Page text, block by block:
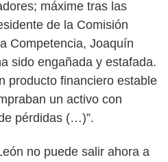
máxime tras las
de la Comisión
Competencia, Joaquín
sido engañada y estafada.
producto financiero estable
un activo con
pérdidas (…)”.
no puede salir ahora a